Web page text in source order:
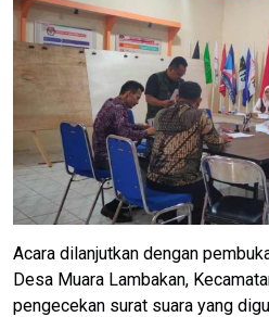
Acara dilanjutkan dengan
Desa Muara Lambakan,
pengecekan surat suara yang